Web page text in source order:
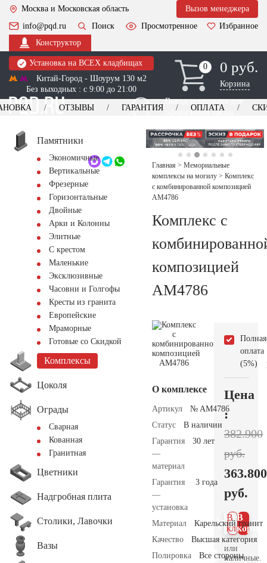
Москва и Московская область
Вызов менеджера
info@pqd.ru
Поиск Просмотренное
Избранное
Конструктор
Установка на ВСЕХ кладбищах
Китай-Город - Шоурум 130 м2
Без выходных : с 9:00 до 21:00
0
0 0 руб.
Корзина
Выезд менеджера для
оформления заказа
+7 (495) 518-44-23
Обратный звонок
ОТЗЫВЫ ГАРАНТИЯ ОПЛАТА
Памятники
Экономичные
Вертикальные
Фрезерные
Горизонтальные
Двойные
Арки и Колонны
Элитные
С крестом
Маленькие
Эксклюзивные
Часовни и Голгофы
Кресты из гранита
Европейские
Мраморные
Готовые со Скидкой
Комплексы
Цоколя
Ограды
Сварная
Кованная
Гранитная
Цветники
Надгробная плита
Столики, Лавочки
Вазы
Главная > Мемориальные
комплексы на могилу > Комплекс
с комбинированной композицией
AM4786
Комплекс с
композицией
AM4786
О комплексе
Артикул
№ AM4786
Статус
В наличии
Гарантия
—
материал
30 лет
Гарантия
—
установка
3 года
Материал
Карельский гранит
Качество
Высшая категория
Полировка
Все стороны
Полная
оплата
(5%)
Цена
:
382.900
руб.
363.800
руб.
В
В 1
клик
или
наличные.